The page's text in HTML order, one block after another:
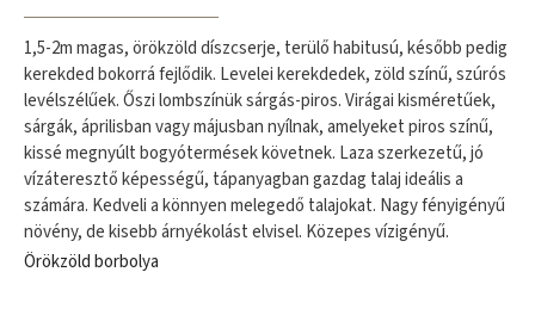
1,5-2m magas, örökzöld díszcserje, terülő habitusú, később pedig
kerekded bokorrá fejlődik. Levelei kerekdedek, zöld színű, szúrós
levélszélűek. Őszi lombszínük sárgás-piros. Virágai kisméretűek,
sárgák, áprilisban vagy májusban nyílnak, amelyeket piros színű,
kissé megnyúlt bogyótermések követnek. Laza szerkezetű, jó
vízáteresztő képességű, tápanyagban gazdag talaj ideális a
számára. Kedveli a könnyen melegedő talajokat. Nagy fényigényű
növény, de kisebb árnyékolást elvisel. Közepes vízigényű.
Örökzöld borbolya